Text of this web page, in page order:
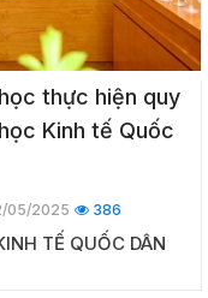
thực hiện quy
Kinh tế Quốc
05/2025 386
TẾ QUỐC DÂN